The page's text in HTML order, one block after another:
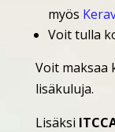
myös
Voit tulla
Voit maksaa
lisäkuluja.
Lisäksi